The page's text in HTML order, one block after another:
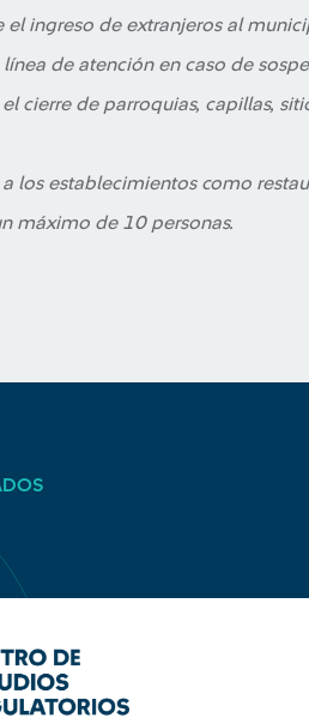
el ingreso de extranjeros al
línea de atención en caso de
cierre de parroquias, capillas,
los establecimientos como
máximo de 10 personas.